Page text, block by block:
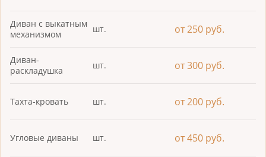
Диван с выкатным
механизмом
шт. от 250 руб.
Диван-
раскладушка
шт. от 300 руб.
Тахта-кровать шт. от 200 руб.
Угловые диваны шт. от 450 руб.